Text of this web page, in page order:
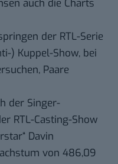
auch die Charts
der RTL-Serie
) Kuppel-Show, bei
Paare
der Singer-
RTL-Casting-Show
Davin
von 486,09